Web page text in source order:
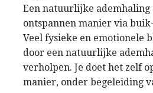
Een natuurlijke ademhaling
ontspannen manier via
Veel fysieke en emotionele
door een natuurlijke
verholpen. Je doet het zelf
manier, onder begeleiding